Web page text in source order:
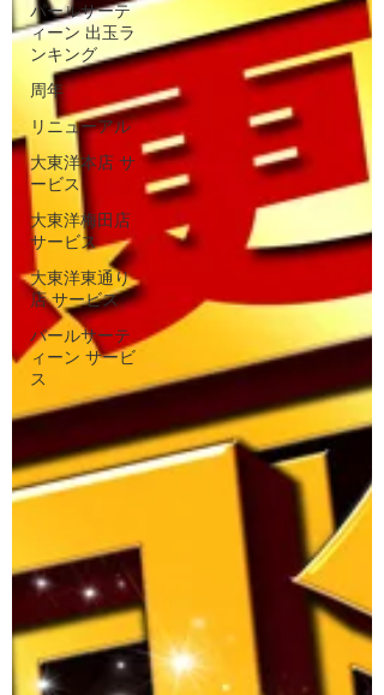
パールサーテ
ィーン 出玉ラ
ンキング
周年
リニューアル
大東洋本店 サ
ービス
大東洋梅田店
サービス
大東洋東通り
店 サービス
パールサーテ
ィーン サービ
ス